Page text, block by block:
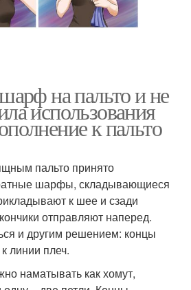
на пальто и не
использования
к пальто
пальто принято
шарфы, складывающиеся
к шее и сзади
отправляют наперед.
и другим решением: концы
линии плеч.
наматывать как хомут,